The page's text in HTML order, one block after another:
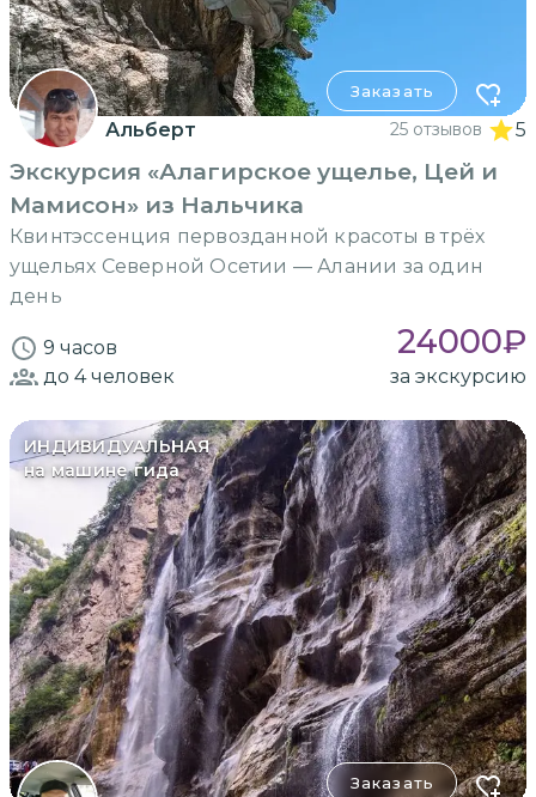
Заказать
Альберт 25 отзывов 5
Экскурсия «Алагирское ущелье, Цей и
Мамисон» из Нальчика
Квинтэссенция первозданной красоты в трёх
ущельях Северной Осетии — Алании за один
день
9 часов 24000₽
до 4человек за экскурсию
ИНДИВИДУАЛЬНАЯ
на машине гида
Заказать